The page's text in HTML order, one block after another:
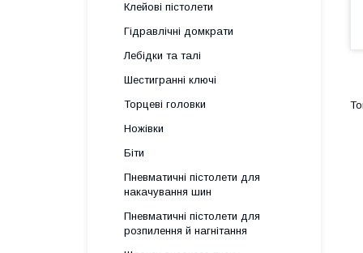
Клейові пістолети
Гідравлічні домкрати
Лебідки та талі
Шестигранні ключі
Торцеві головки
Ножівки
Біти
Пневматичні пістолети для
накачування шин
Пневматичні пістолети для
розпилення й нагнітання